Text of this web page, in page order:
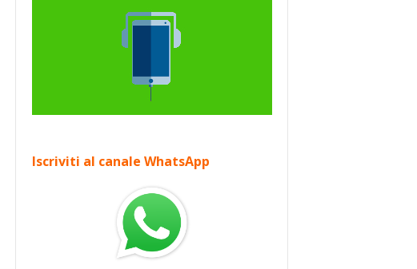
Iscriviti al canale WhatsApp